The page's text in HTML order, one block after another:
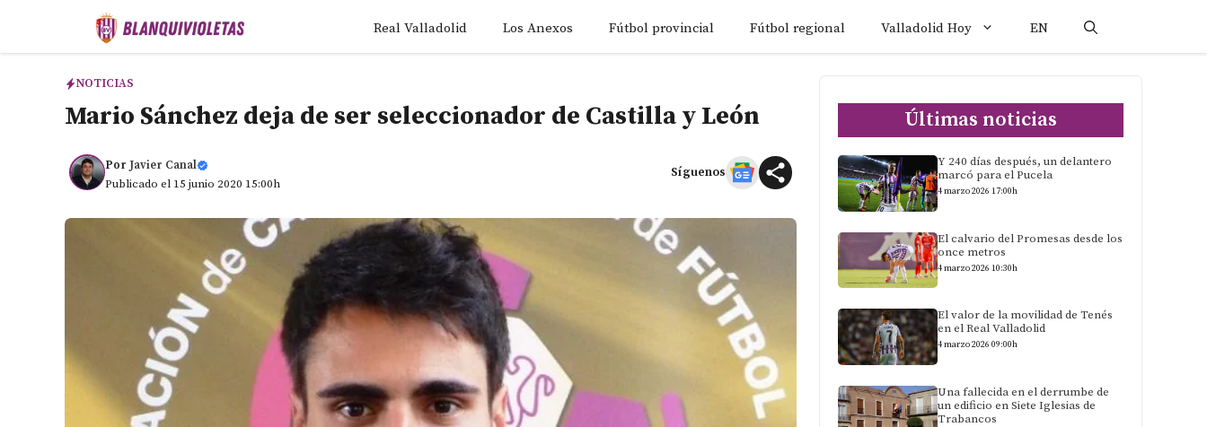
Real Valladolid Los Anexos Fútbol provincial Fútbol regional Valladolid Hoy EN
NOTICIAS
Mario Sánchez deja de ser seleccionador de Castilla y León
Por Javier Canal
Publicado el 15 junio 2020 15:00h
Síguenos
Últimas noticias
Y 240 días después, un delantero
marcó para el Pucela
4 marzo 2026 17:00h
El calvario del Promesas desde los
once metros
4 marzo 2026 10:30h
El valor de la movilidad de Tenés
en el Real Valladolid
4 marzo 2026 09:00h
Una fallecida en el derrumbe de
un edificio en Siete Iglesias de
Trabancos